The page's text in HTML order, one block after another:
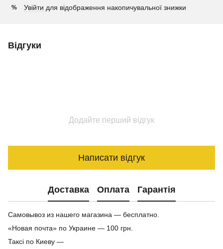
% Увійти для відображення накопичувальної знижки
Відгуки
Додайте перший відгук
Написати відгук
Доставка Оплата Гарантія
Самовывоз из нашего магазина — бесплатно.
«Новая почта» по Украине — 100 грн.
Таксі по Киеву —